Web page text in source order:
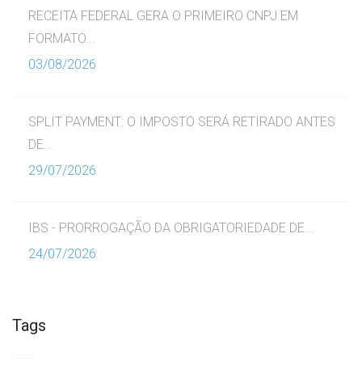
RECEITA FEDERAL GERA O PRIMEIRO CNPJ EM
FORMATO...
03/08/2026
SPLIT PAYMENT: O IMPOSTO SERÁ RETIRADO ANTES
DE...
29/07/2026
IBS - PRORROGAÇÃO DA OBRIGATORIEDADE DE...
24/07/2026
Tags